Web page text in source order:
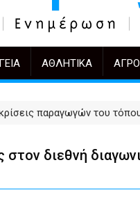
ΑΘΛΗΤΙΚΆ
παραγωγών του
στον διεθνή